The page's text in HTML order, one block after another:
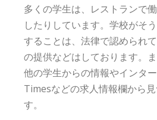
多くの学生は、レストランで
したりしています。学校がそ
することは、法律で認められ
の提供などはしております。
他の学生からの情報やインタ
Timesなどの求人情報欄から
す。